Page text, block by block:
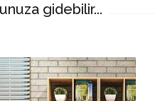
gidebilir...